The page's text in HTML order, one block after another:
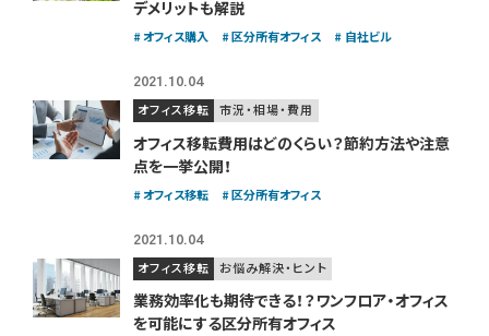
デメリットも解説
オフィス購入 区分所有オフィス 自社ビル
2021.10.04
オフィス移転 市況・相場・費用
オフィス移転費用はどのくらい？節約方法や注意
点を一挙公開！
オフィス移転 区分所有オフィス
2021.10.04
オフィス移転 お悩み解決・ヒント
業務効率化も期待できる！？ ワンフロア・オフィス
を可能にする区分所有オフィス